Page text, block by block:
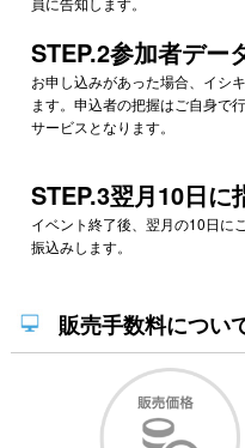
STEP.2参加者デー
お申し込みがあった場合、イシ
ます。申込者の把握はご自身で
サービスとなります。
STEP.3翌月10日に
イベント終了後、翌月の10日に
振込みします。
販売手数料につい